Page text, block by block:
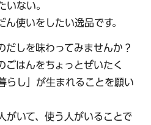
いない。
使いをしたい逸品です。
だしを味わってみませんか？
ごはんをちょっとぜいたく
らし」が生まれることを願い
がいて、使う人がいることで